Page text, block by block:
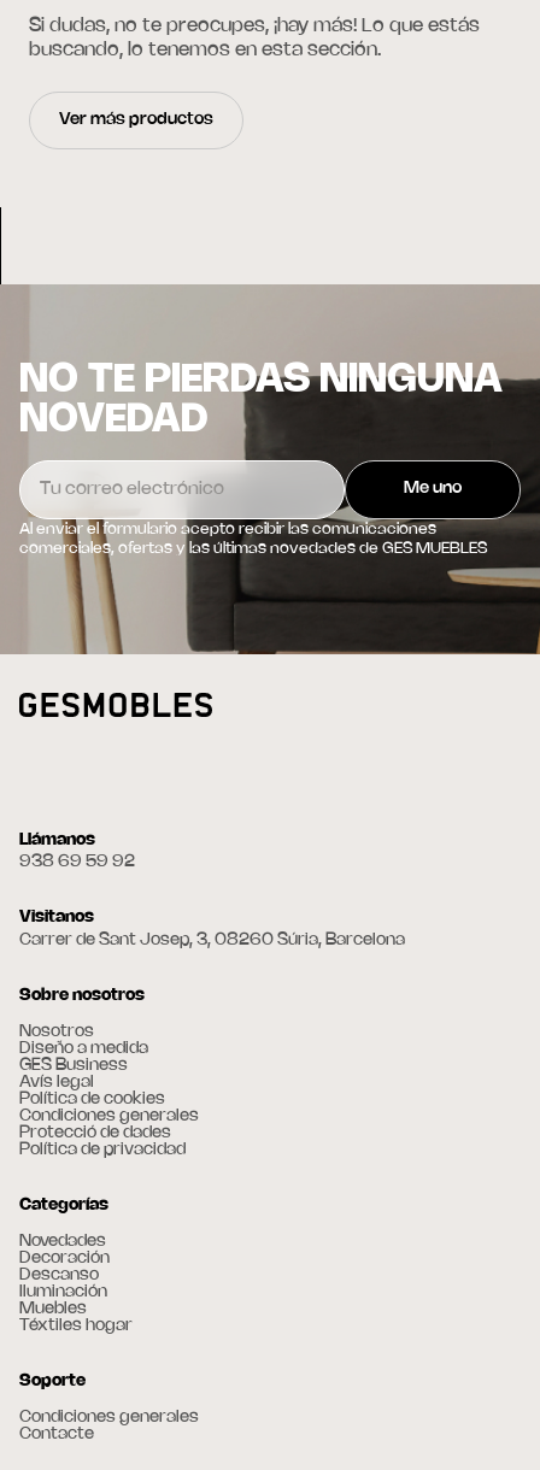
Si dudas, no te preocupes, ¡hay más! Lo que estás
buscando, lo tenemos en esta sección.
Ver más productos
NO TE PIERDAS NINGUNA
NOVEDAD
Al enviar el formulario acepto recibir las comunicaciones
comerciales, ofertas y las últimas novedades de GES MUEBLES
Llámanos
938 69 59 92
Visitanos
Carrer de Sant Josep, 3, 08260 Súria, Barcelona
Sobre nosotros
Nosotros
Diseño a medida
GES Business
Avís legal
Política de cookies
Condiciones generales
Protecció de dades
Política de privacidad
Categorías
Novedades
Decoración
Descanso
Iluminación
Muebles
Téxtiles hogar
Soporte
Condiciones generales
Contacte